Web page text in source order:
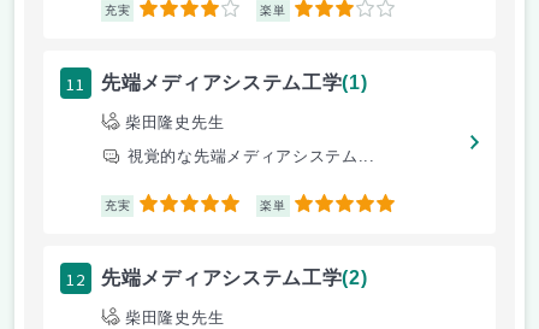
充実 4 楽単 3
11 先端メディアシステム工学(1)
柴田隆史先生
視覚的な先端メディアシステム...
充実 5 楽単 5
12 先端メディアシステム工学(2)
柴田隆史先生